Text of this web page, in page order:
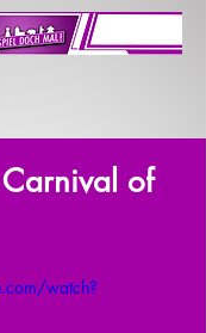
of
watch?